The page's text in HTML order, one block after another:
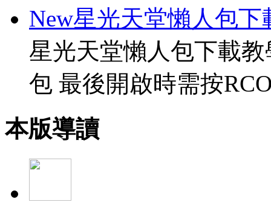
New星光天堂懶人包下
星光天堂懶人包下載
包 最後開啟時需按
本版導讀